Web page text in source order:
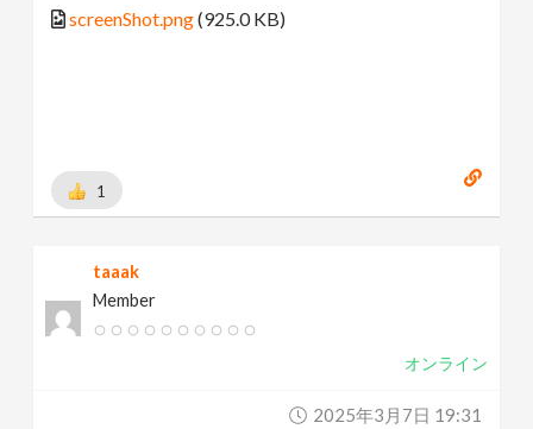
screenShot.png(925.0 KB)
1
taaak
Member
オンライン
2025年3月7日 19:31